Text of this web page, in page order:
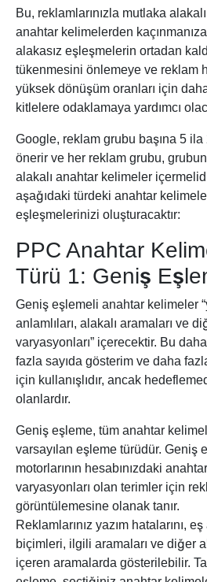
Bu, reklamlarınızla mutlaka
anahtar kelimelerden
alakasız eşleşmelerin ortadan
tükenmesini önlemeye ve reklam
yüksek dönüşüm oranları için
kitlelere odaklamaya yardımcı
Google, reklam grubu başına 5
önerir ve her reklam grubu,
alakalı anahtar kelimeler
aşağıdaki türdeki anahtar
eşleşmelerinizi oluşturacaktır:
PPC Anahtar
Türü 1: Geniş
Geniş eşlemeli anahtar kelimeler
anlamlıları, alakalı aramaları ve
varyasyonları” içerecektir. Bu
fazla sayıda gösterim ve daha
için kullanışlıdır, ancak
olanlardır.
Geniş eşleme, tüm anahtar
varsayılan eşleme türüdür. Geniş
motorlarının hesabınızdaki
varyasyonları olan terimler için
görüntülemesine olanak tanır.
Reklamlarınız yazım hatalarını,
biçimleri, ilgili aramaları ve diğer
içeren aramalarda gösterilebilir.